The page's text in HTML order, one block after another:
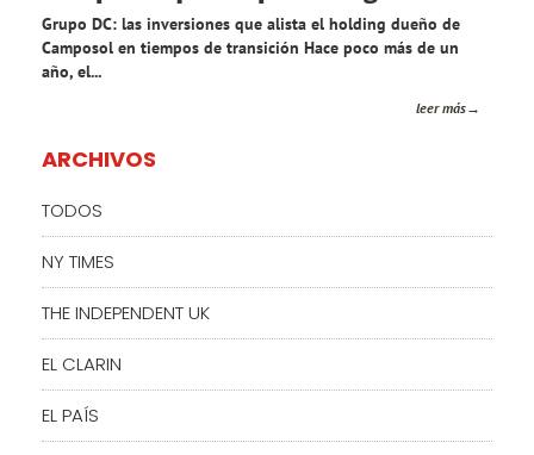
Grupo DC: las inversiones que alista el holding dueño de
Camposol en tiempos de transición Hace poco más de un
año, el...
leer más
ARCHIVOS
TODOS
NY TIMES
THE INDEPENDENT UK
EL CLARIN
EL PAÍS